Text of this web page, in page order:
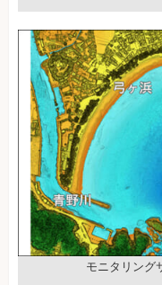
モニタリング